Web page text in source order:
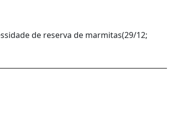
de reserva de marmitas(29/12;